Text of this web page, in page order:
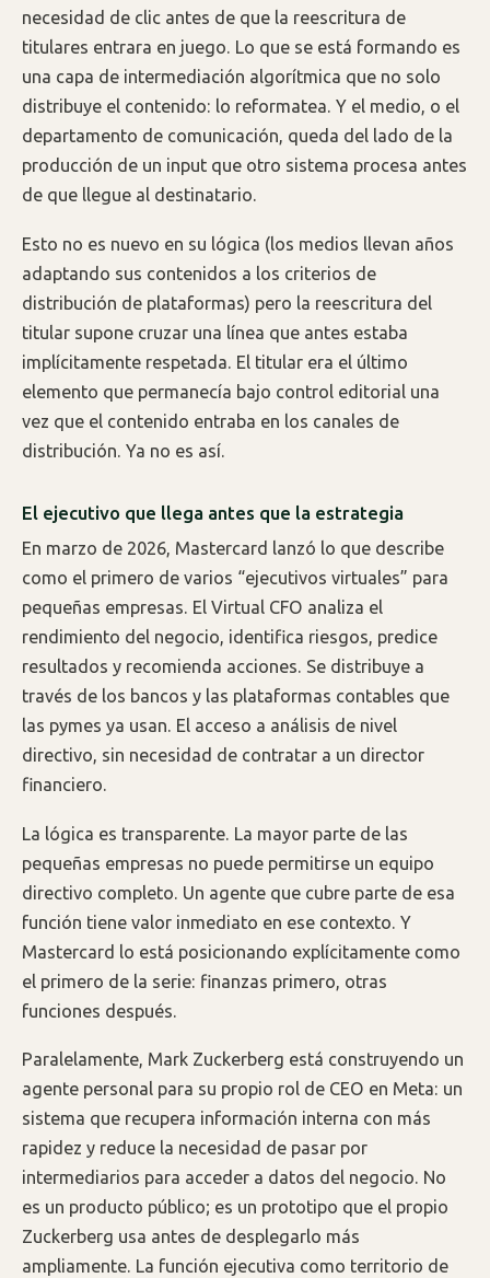
necesidad de clic antes de que la reescritura de
titulares entrara en juego. Lo que se está formando es
una capa de intermediación algorítmica que no solo
distribuye el contenido: lo reformatea. Y el medio, o el
departamento de comunicación, queda del lado de la
producción de un input que otro sistema procesa antes
de que llegue al destinatario.
Esto no es nuevo en su lógica (los medios llevan años
adaptando sus contenidos a los criterios de
distribución de plataformas) pero la reescritura del
titular supone cruzar una línea que antes estaba
implícitamente respetada. El titular era el último
elemento que permanecía bajo control editorial una
vez que el contenido entraba en los canales de
distribución. Ya no es así.
El ejecutivo que llega antes que la estrategia
En marzo de 2026, Mastercard lanzó lo que describe
como el primero de varios “ejecutivos virtuales” para
pequeñas empresas. El Virtual CFO analiza el
rendimiento del negocio, identifica riesgos, predice
resultados y recomienda acciones. Se distribuye a
través de los bancos y las plataformas contables que
las pymes ya usan. El acceso a análisis de nivel
directivo, sin necesidad de contratar a un director
financiero.
La lógica es transparente. La mayor parte de las
pequeñas empresas no puede permitirse un equipo
directivo completo. Un agente que cubre parte de esa
función tiene valor inmediato en ese contexto. Y
Mastercard lo está posicionando explícitamente como
el primero de la serie: finanzas primero, otras
funciones después.
Paralelamente, Mark Zuckerberg está construyendo un
agente personal para su propio rol de CEO en Meta: un
sistema que recupera información interna con más
rapidez y reduce la necesidad de pasar por
intermediarios para acceder a datos del negocio. No
es un producto público; es un prototipo que el propio
Zuckerberg usa antes de desplegarlo más
ampliamente. La función ejecutiva como territorio de